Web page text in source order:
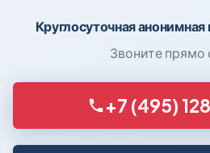
Круглосуточная
Звоните прямо
+7 (495)